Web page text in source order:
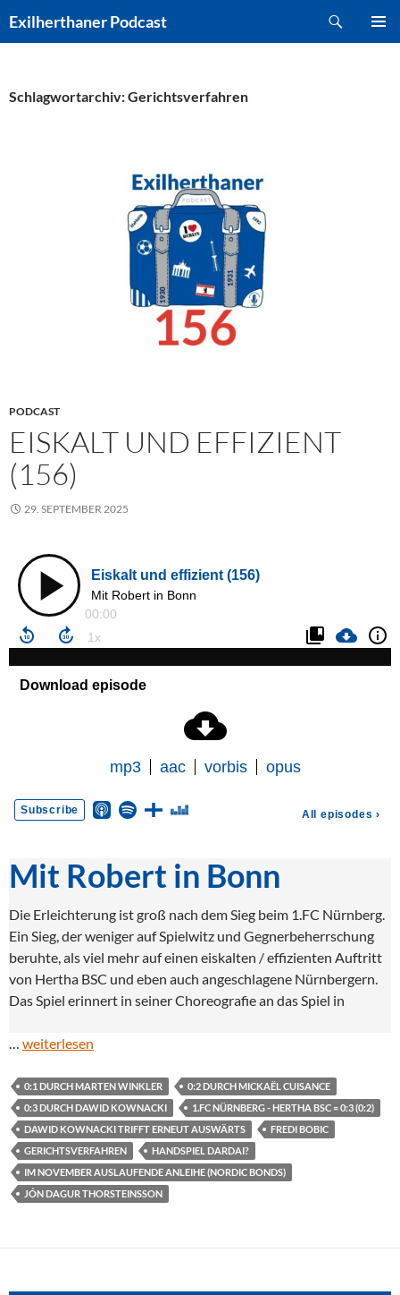
Inhalt
Exilherthaner Podcast
Schlagwortarchiv: Gerichtsverfahren
PODCAST
EISKALT UND EFFIZIENT
(156)
29. SEPTEMBER 2025
Mit Robert in Bonn
Die Erleichterung ist groß nach dem Sieg beim 1.FC Nürnberg.
Ein Sieg, der weniger auf Spielwitz und Gegnerbeherrschung
beruhte, als viel mehr auf einen eiskalten / effizienten Auftritt
von Hertha BSC und eben auch angeschlagene Nürnbergern.
Das Spiel erinnert in seiner Choreografie an das Spiel in
… weiterlesen
0:1 DURCH MARTEN WINKLER
0:2 DURCH MICKAËL CUISANCE
0:3 DURCH DAWID KOWNACKI
1.FC NÜRNBERG - HERTHA BSC = 0:3 (0:2)
DAWID KOWNACKI TRIFFT ERNEUT AUSWÄRTS
FREDI BOBIC
GERICHTSVERFAHREN
HANDSPIEL DARDAI?
IM NOVEMBER AUSLAUFENDE ANLEIHE (NORDIC BONDS)
JÓN DAGUR THORSTEINSSON